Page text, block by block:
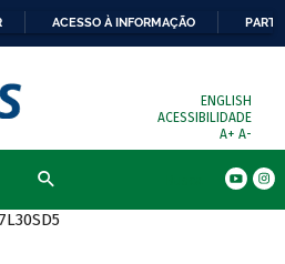
ACESSO À INFORMAÇÃO
ENGLISH
ACESSIBILIDADE
A+ A-